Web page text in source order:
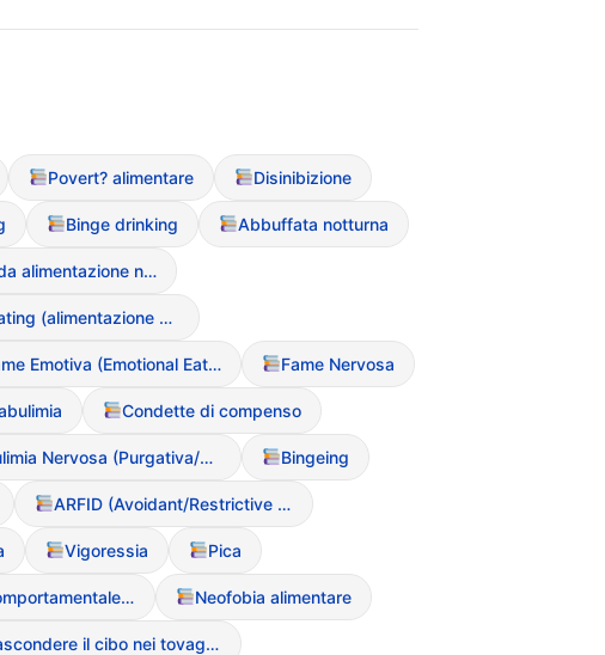
Povert? alimentare Disinibizione
Binge drinking Abbuffata notturna
Sindrome da alimentazione notturna (Night Eating Syndrome)
Night Eating (alimentazione notturna compulsiva)
Fame Emotiva (Emotional Eating Fame Nervosa
Condette di compenso
Bulimia Nervosa (Purgativa/Non Purgativa) Bingeing
ARFID (Avoidant/Restrictive Food Intake Disorder)
Vigoressia Pica
Ortoressia comportamentale (rituali di selezione e pulizia) Neofobia alimentare
Nascondere il cibo nei tovaglioli o nelle tasche